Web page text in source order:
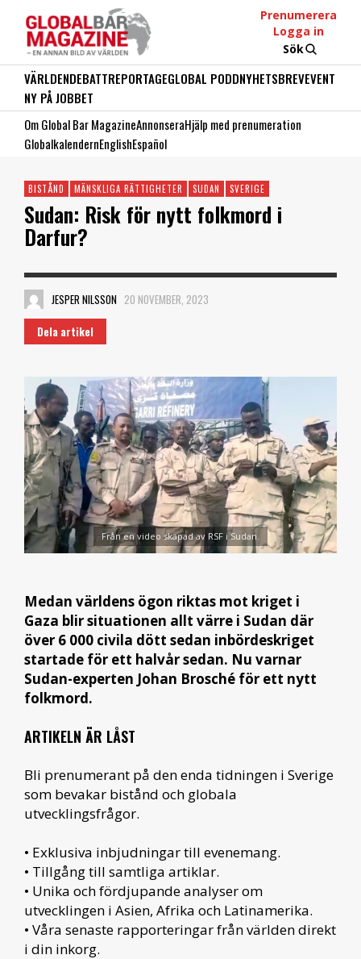
Prenumerera
Logga in
Sök
VÄRLDENDEBATTREPORTAGEGLOBAL PODDNYHETSBREVEVENT
NY PÅ JOBBET
Om Global Bar MagazineAnnonseraHjälp med prenumeration
GlobalkalendernEnglishEspañol
BISTÅND MÄNSKLIGA RÄTTIGHETER SUDAN SVERIGE
Sudan: Risk för nytt folkmord i
Darfur?
JESPER NILSSON 20 NOVEMBER, 2023
Dela artikel
Från en video skapad av RSF i Sudan.
Medan världens ögon riktas mot kriget i
Gaza blir situationen allt värre i Sudan där
över 6 000 civila dött sedan inbördeskriget
startade för ett halvår sedan. Nu varnar
Sudan-experten Johan Brosché för ett nytt
folkmord.
ARTIKELN ÄR LÅST
Bli prenumerant på den enda tidningen i Sverige
som bevakar bistånd och globala
utvecklingsfrågor.
• Exklusiva inbjudningar till evenemang.
• Tillgång till samtliga artiklar.
• Unika och fördjupande analyser om
utvecklingen i Asien, Afrika och Latinamerika.
• Våra senaste rapporteringar från världen direkt
i din inkorg.